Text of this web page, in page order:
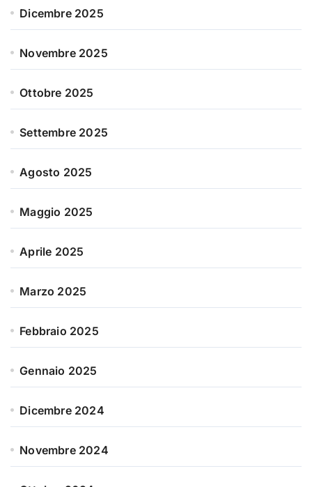
Dicembre 2025
Novembre 2025
Ottobre 2025
Settembre 2025
Agosto 2025
Maggio 2025
Aprile 2025
Marzo 2025
Febbraio 2025
Gennaio 2025
Dicembre 2024
Novembre 2024